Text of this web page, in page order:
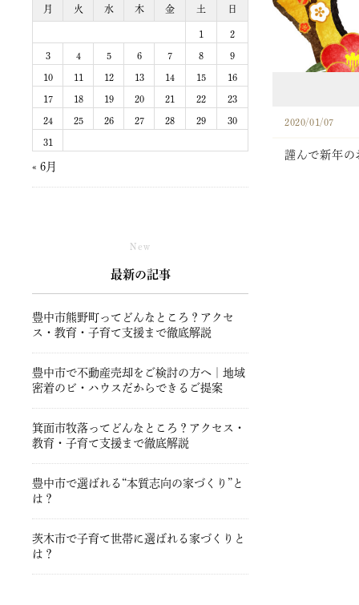
2020/01/07
謹んで新年の
月 火 水 木 金 土 日
1 2
3 4 5 6 7 8 9
10 11 12 13 14 15 16
17 18 19 20 21 22 23
24 25 26 27 28 29 30
31
« 6月
New
最新の記事
豊中市熊野町ってどんなところ？アクセ
ス・教育・子育て支援まで徹底解説
豊中市で不動産売却をご検討の方へ｜地域
密着のビ・ハウスだからできるご提案
箕面市牧落ってどんなところ？アクセス・
教育・子育て支援まで徹底解説
豊中市で選ばれる“本質志向の家づくり”と
は？
茨木市で子育て世帯に選ばれる家づくりと
は？